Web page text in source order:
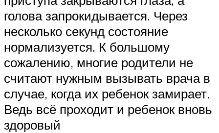
голова запрокидывается. Через
несколько секунд состояние
нормализуется. К большому
сожалению, многие родители не
считают нужным вызывать врача в
случае, когда их ребенок замирает.
Ведь всё проходит и ребенок вновь
здоровый